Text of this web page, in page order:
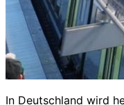
In Deutschland wird